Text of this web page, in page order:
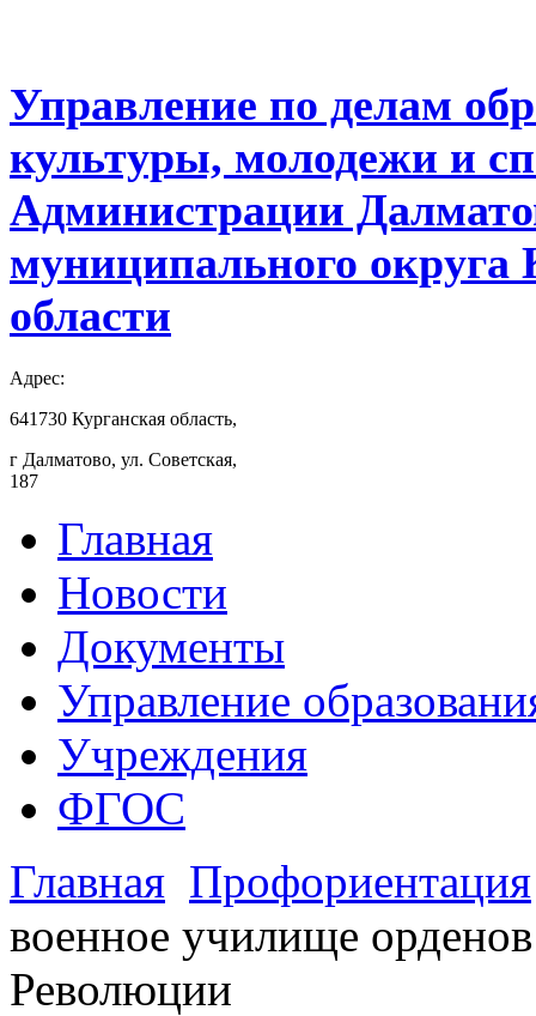
Управление по делам
культуры, молодежи и
Администрации
муниципального округа
области
Адрес:
641730 Курганская область,
г Далматово, ул. Советская,
187
Главная
Новости
Документы
Управление
Учреждения
ФГОС
Главная Профориентация
военное училище
Революции